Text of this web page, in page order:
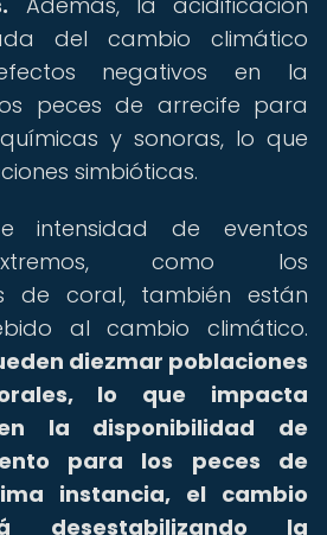
del cambio climático
negativos en la
peces de arrecife para
y sonoras, lo que
simbióticas.
intensidad de eventos
como los
de coral, también están
al cambio climático.
diezmar poblaciones
lo que impacta
la disponibilidad de
para los peces de
instancia, el cambio
desestabilizando la